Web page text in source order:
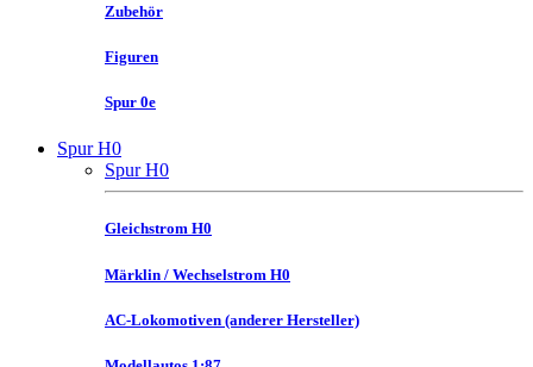
Zubehör
Figuren
Spur 0e
Spur H0
Spur H0
Gleichstrom H0
Märklin / Wechselstrom H0
AC-Lokomotiven (anderer Hersteller)